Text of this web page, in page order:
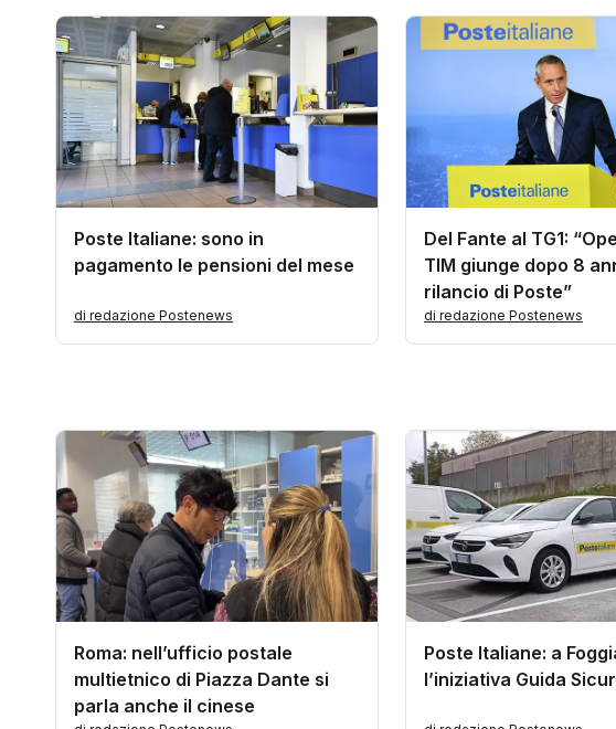
Poste Italiane: sono in
pagamento le pensioni del mese
di redazione Postenews
Del Fante al TG1:
TIM giunge dopo 8
rilancio di Poste”
di redazione Postenews
Roma: nell’ufficio postale
multietnico di Piazza Dante si
parla anche il cinese
Poste Italiane: a
l’iniziativa Guida